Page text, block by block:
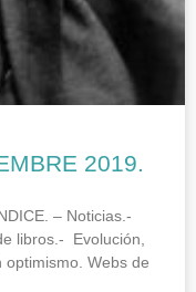
2019.
– Noticias.-
libros.- Evolución,
Webs de